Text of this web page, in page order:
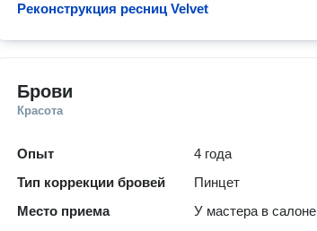
Реконструкция ресниц Velvet
Брови
Красота
Опыт
4 года
Тип коррекции бровей
Пинцет
Место приема
У мастера в салоне